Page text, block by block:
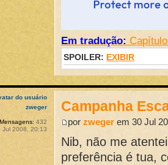
Em tradução:
SPOILER: EXIBIR
Campanha
porzweger em 30 Jul
Nib, não me
preferência é tua,
zweger
Mensagens: 432
Jul 2008, 20:13